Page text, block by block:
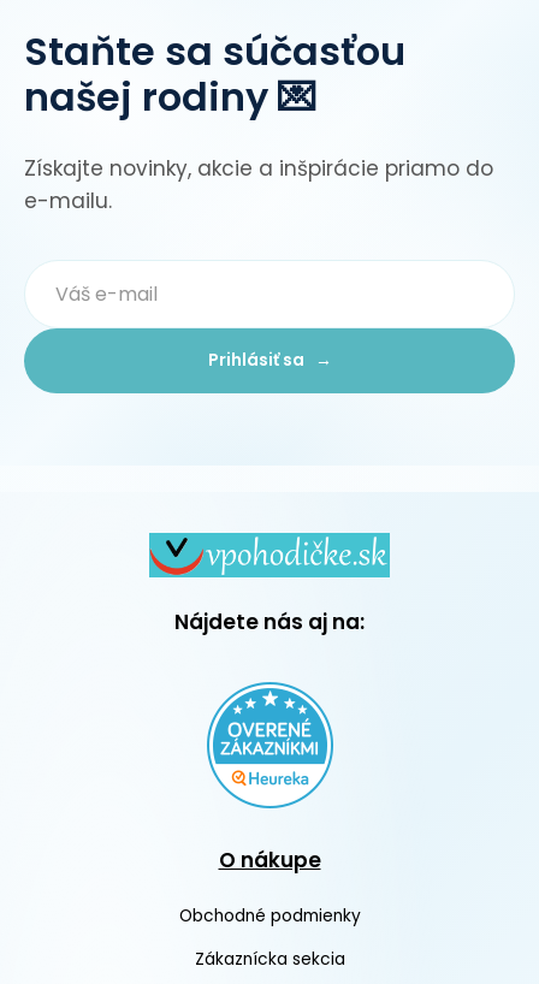
Staňte sa súčasťou
našej rodiny 💌
Získajte novinky, akcie a inšpirácie priamo do
e-mailu.
Prihlásiť sa →
Nájdete nás aj na:
O nákupe
Obchodné podmienky
Zákaznícka sekcia